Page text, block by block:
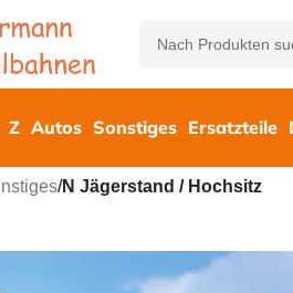
Z Autos Sonstiges Ersatzteile
/N Jägerstand / Hochsitz